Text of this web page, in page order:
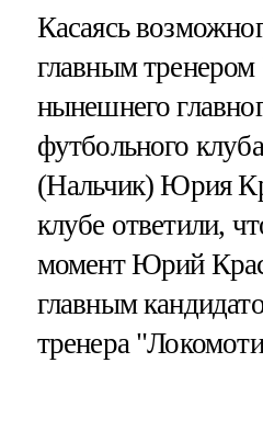
Касаясь
главным
нынешнего
футбольного
(Нальчик) Юрия
клубе ответили,
момент Юрий
главным
тренера